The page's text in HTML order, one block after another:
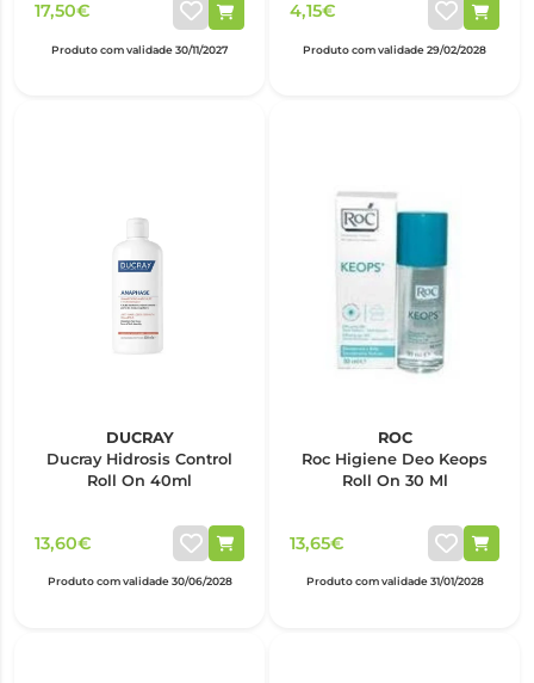
17,50€
Produto com validade 30/11/2027
4,15€
Produto com validade 29/02/2028
DUCRAY
Ducray Hidrosis Control
Roll On 40ml
13,60€
Produto com validade 30/06/2028
ROC
Roc Higiene Deo Keops
Roll On 30 Ml
13,65€
Produto com validade 31/01/2028